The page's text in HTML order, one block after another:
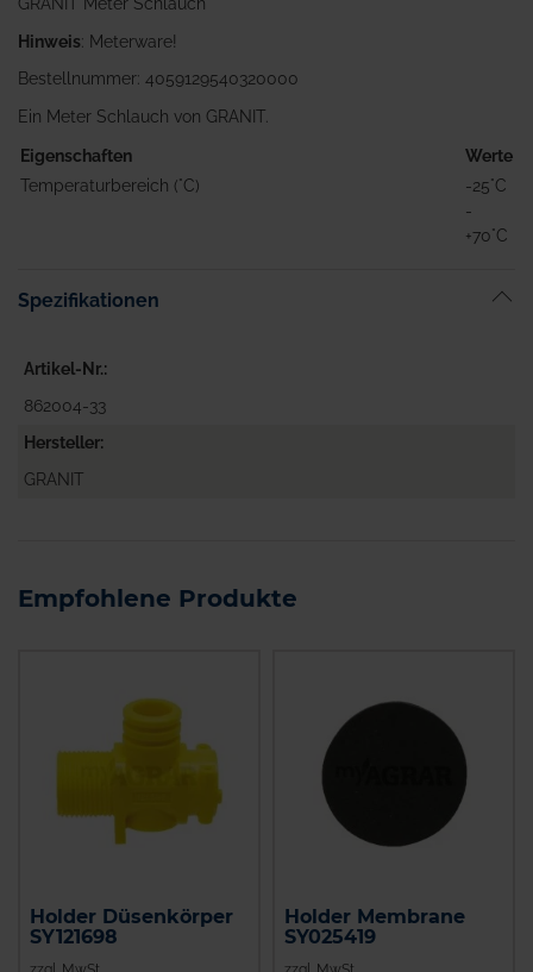
GRANIT Meter Schlauch
Hinweis: Meterware!
Bestellnummer: 4059129540320000
Ein Meter Schlauch von GRANIT.
Eigenschaften
Werte
Temperaturbereich (°C)
-25°C
-
+70°C
Spezifikationen
Artikel-Nr.
862004-33
Hersteller
GRANIT
Empfohlene Produkte
Holder Düsenkörper
SY121698
Holder Membrane
SY025419